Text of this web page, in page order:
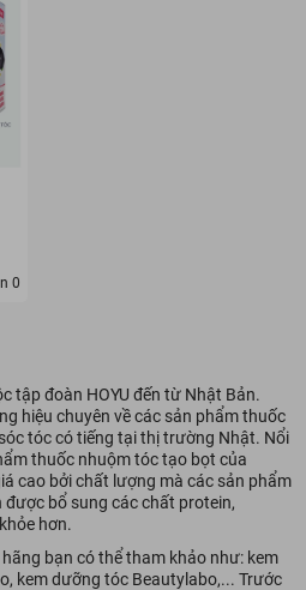
0
tập đoàn HOYU đến từ Nhật Bản.
hiệu chuyên về các sản phẩm thuốc
tóc có tiếng tại thị trường Nhật. Nổi
thuốc nhuộm tóc tạo bọt của
cao bởi chất lượng mà các sản phẩm
bổ sung các chất protein,
hơn.
bạn có thể tham khảo như: kem
kem dưỡng tóc Beautylabo,... Trước